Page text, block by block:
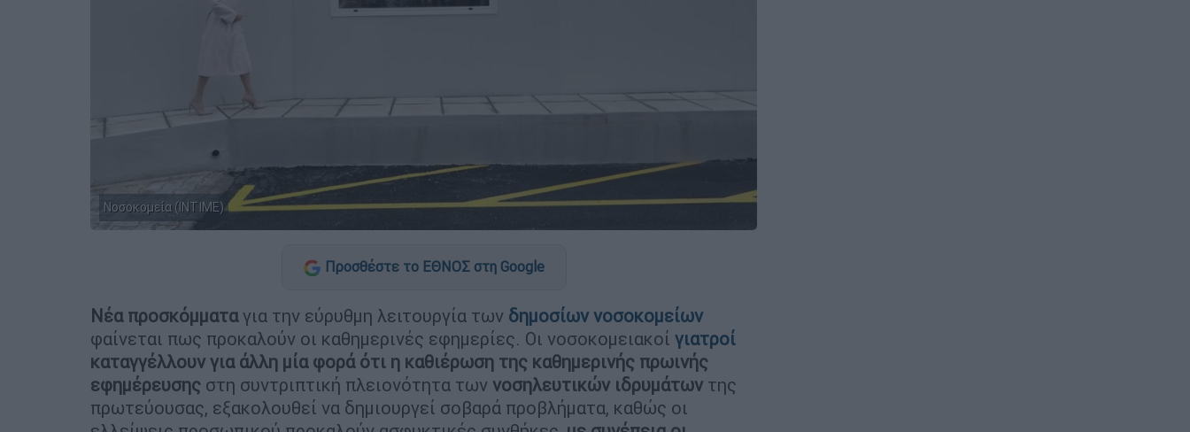
Νοσοκομεία (ΙΝΤΙΜΕ)
Προσθέστε το ΕΘΝΟΣ στη Google
Νέα προσκόμματαγια την εύρυθμη λειτουργία των δημοσίων νοσοκομείων
φαίνεται πως προκαλούν οι καθημερινές εφημερίες. Οι νοσοκομειακοί γιατροί
καταγγέλλουν για άλλη μία φορά ότι η καθιέρωση της καθημερινής πρωινής
εφημέρευσης στη συντριπτική πλειονότητα των νοσηλευτικών ιδρυμάτων της
πρωτεύουσας, εξακολουθεί να δημιουργεί σοβαρά προβλήματα, καθώς οι